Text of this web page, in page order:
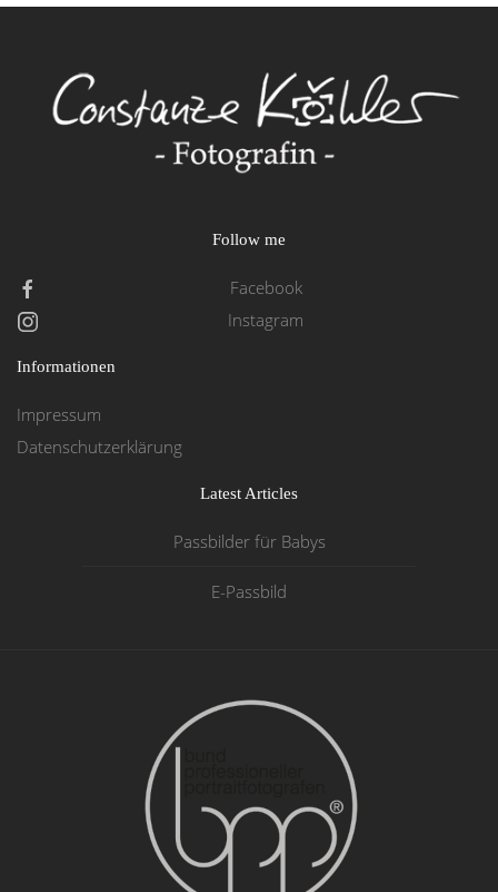
Follow me
Facebook
Instagram
Informationen
Impressum
Datenschutzerklärung
Latest Articles
Passbilder für Babys
E-Passbild